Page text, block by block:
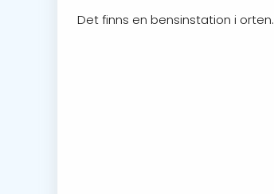
Det finns en bensinstation i orten.